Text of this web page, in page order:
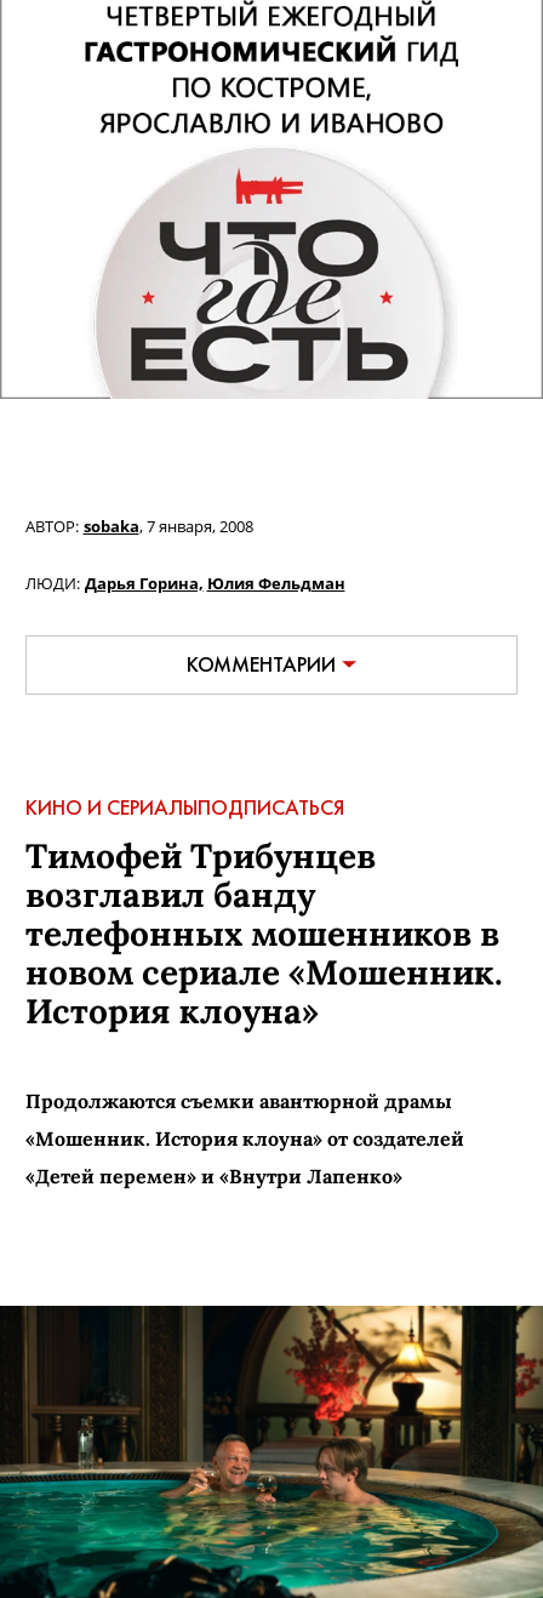
АВТОР: sobaka,7 января, 2008
ЛЮДИ: Дарья Горина, Юлия Фельдман
КОММЕНТАРИИ
КИНО И СЕРИАЛЫПОДПИСАТЬСЯ
Тимофей Трибунцев
возглавил банду
телефонных мошенников в
новом сериале «Мошенник.
История клоуна»
Продолжаются съемки авантюрной драмы
«Мошенник. История клоуна» от создателей
«Детей перемен» и «Внутри Лапенко»